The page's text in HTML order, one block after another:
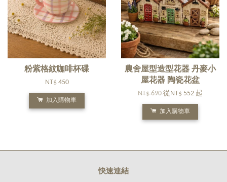
粉紫格紋咖啡杯碟
NT$ 450
加入購物車
農舍屋型造型花器 丹麥小
屋花器 陶瓷花盆
NT$ 690從 NT$ 552 起
加入購物車
快速連結